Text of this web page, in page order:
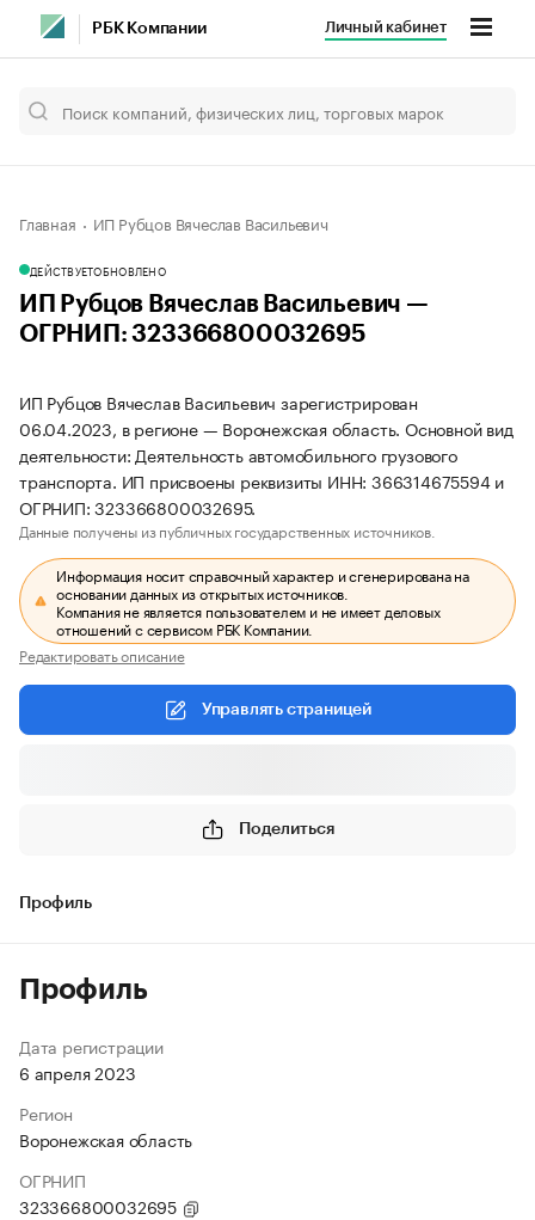
РБК Компании Личный кабинет
Главная ИП Рубцов Вячеслав Васильевич
ДЕЙСТВУЕТОБНОВЛЕНО
ИП Рубцов Вячеслав Васильевич —
ОГРНИП: 323366800032695
ИП Рубцов Вячеслав Васильевич зарегистрирован
06.04.2023, в регионе — Воронежская область. Основной вид
деятельности: Деятельность автомобильного грузового
транспорта. ИП присвоены реквизиты ИНН: 366314675594 и
ОГРНИП: 323366800032695.
Данные получены из публичных государственных источников.
Информация носит справочный характер и сгенерирована на
основании данных из открытых источников.
Компания не является пользователем и не имеет деловых
отношений с сервисом РБК Компании.
Редактировать описание
Управлять страницей
Поделиться
Профиль
Профиль
Дата регистрации
6 апреля 2023
Регион
Воронежская область
ОГРНИП
323366800032695